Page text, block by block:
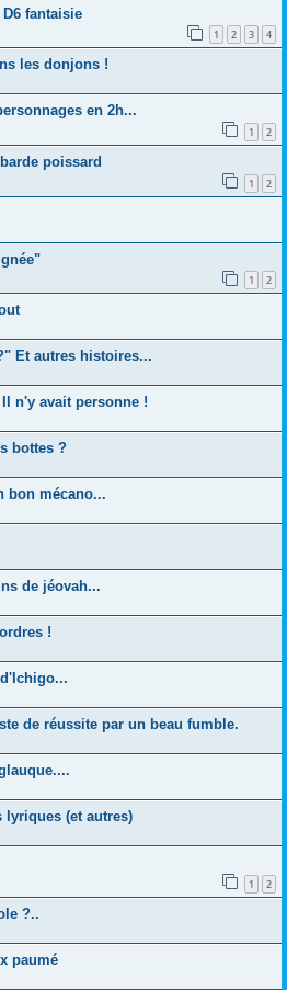
fantaisie
1 2 3 4
les donjons !
en 2h...
1 2
poissard
1 2
1 2
Et autres histoires...
n'y avait personne !
bottes ?
bon mécano...
de jéovah...
!
de réussite par un beau fumble.
lyriques (et autres)
1 2
?..
paumé